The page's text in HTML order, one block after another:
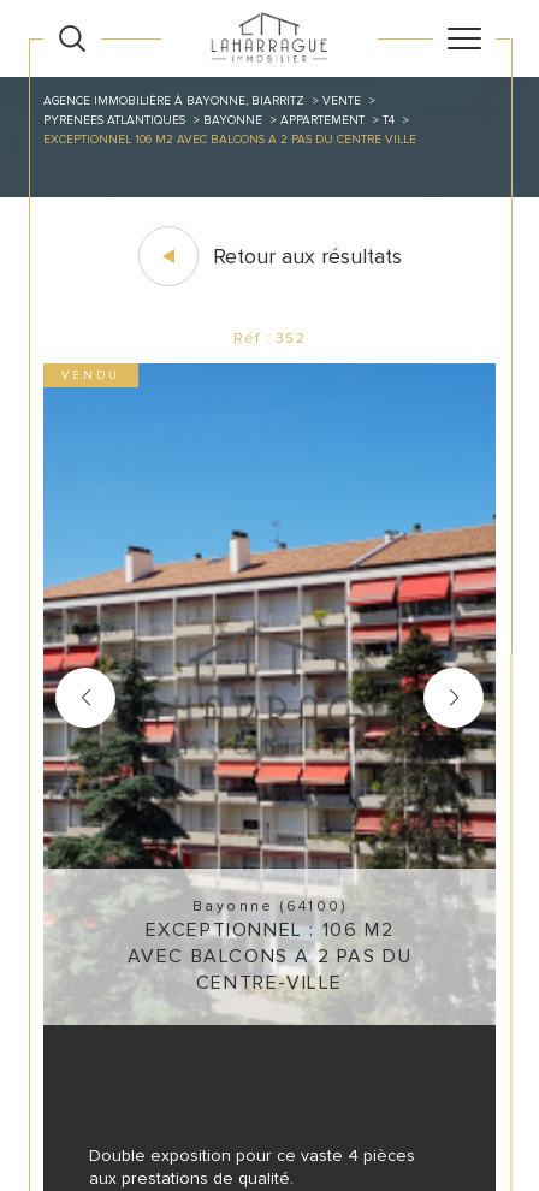
AGENCE IMMOBILIÈRE À BAYONNE, BIARRITZ
VENTE
PYRENEES ATLANTIQUES
BAYONNE APPARTEMENT
T4
EXCEPTIONNEL 106 M2 AVEC BALCONS A 2 PAS DU CENTRE VILLE
Retour aux résultats
Réf : 352
VENDU
Bayonne (64100)
EXCEPTIONNEL : 106 M2
AVEC BALCONS A 2 PAS DU
CENTRE-VILLE
Double exposition pour ce vaste 4 pièces
aux prestations de qualité.